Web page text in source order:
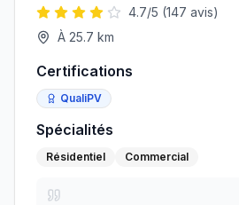
4.7/5 (147 avis)
À 25.7 km
Certifications
QualiPV
Spécialités
Résidentiel Commercial